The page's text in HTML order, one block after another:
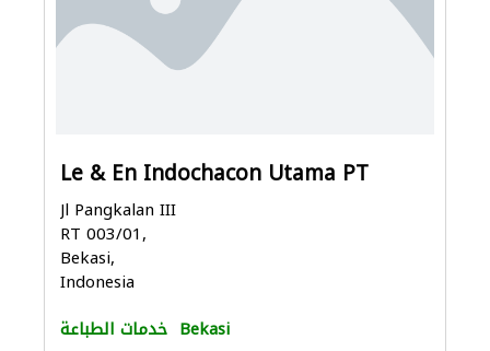
Le & En Indochacon Utama PT
Jl Pangkalan III
RT 003/01,
Bekasi,
Indonesia
خدمات الطباعة Bekasi